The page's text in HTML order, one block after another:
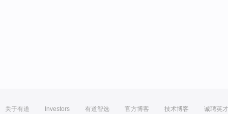
关于有道 Investors 有道智选 官方博客 技术博客 诚聘英才